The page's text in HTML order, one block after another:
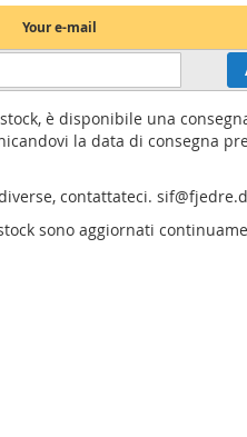
Your e-mail
è disponibile una
la data di consegna
contattateci.
sono aggiornati